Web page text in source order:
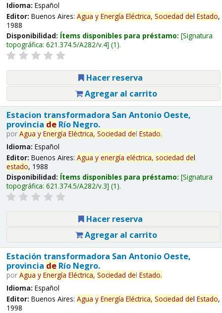
Idioma: Español
Editor: Buenos Aires: Agua y Energía Eléctrica, Sociedad del Estado,
1988
Disponibilidad: Ítems disponibles para préstamo: Signatura
topográfica: 621.374.5/A282/v.4 (1).
Hacer reserva
Agregar al carrito
Estacion transformadora San Antonio Oeste,
provincia deRío Negro.
por Agua y Energía Eléctrica, Sociedad del Estado.
Idioma: Español
Editor: Buenos Aires: Agua y energía eléctrica, sociedad del
estado, 1988
Disponibilidad: Ítems disponibles para préstamo: Signatura
topográfica: 621.374.5/A282/v.3 (1).
Hacer reserva
Agregar al carrito
Estación transformadora San Antonio Oeste,
provincia deRío Negro.
por Agua y Energía Eléctrica, Sociedad del Estado.
Idioma: Español
Editor: Buenos Aires: Agua y Energía Eléctrica, Sociedad del Estado,
1998